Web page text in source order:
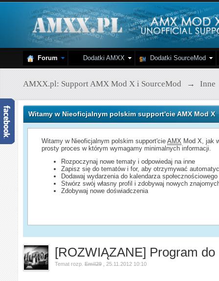
Forum Dodatki AMXX Dodatki SourceMod
AMXX.pl: Support AMX Mod X i SourceMod → Inne
Witamy w Nieoficjalnym polskim support'cie AMX Mod X
Witamy w Nieoficjalnym polskim support'cieAMX Mod X, jak
prosty proces w którym wymagamy minimalnych informacji.
Rozpoczynaj nowe tematy i odpowiedaj na inne
Zapisz się do tematów i for, aby otrzymywać
Dodawaj wydarzenia do kalendarza społecznościowego
Stwórz swój własny profil i zdobywaj nowych
Zdobywaj nowe doświadczenia
[ROZWIĄZANE] Program do
Temat rozp.Emil29 25.11.2012 10:10